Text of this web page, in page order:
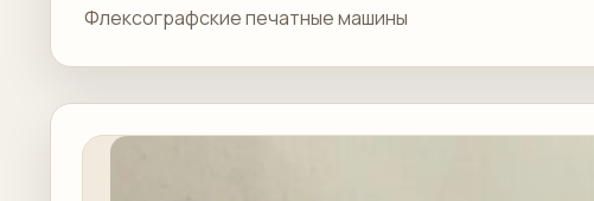
Флексографские печатные машины